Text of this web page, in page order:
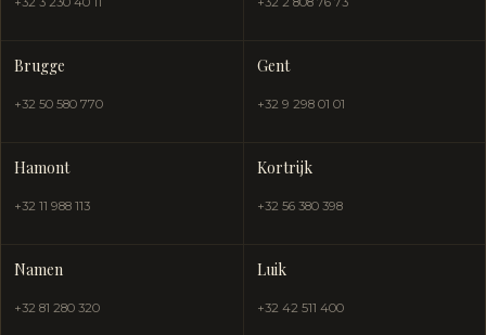
Brugge
+32 50 580 770
Gent
+32 9 298 01 01
Hamont
+32 11 988 113
Kortrijk
+32 56 380 398
Namen
+32 81 280 320
Luik
+32 42 511 400